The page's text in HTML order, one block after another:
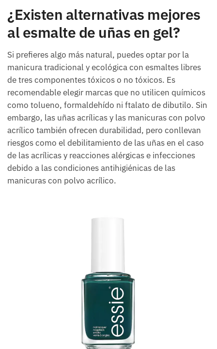
¿Existen alternativas mejores
al esmalte de uñas en gel?
Si prefieres algo más natural, puedes optar por la
manicura tradicional y ecológica con esmaltes libres
de tres componentes tóxicos o no tóxicos. Es
recomendable elegir marcas que no utilicen químicos
como tolueno, formaldehído ni ftalato de dibutilo. Sin
embargo, las uñas acrílicas y las manicuras con polvo
acrílico también ofrecen durabilidad, pero conllevan
riesgos como el debilitamiento de las uñas en el caso
de las acrílicas y reacciones alérgicas e infecciones
debido a las condiciones antihigiénicas de las
manicuras con polvo acrílico.